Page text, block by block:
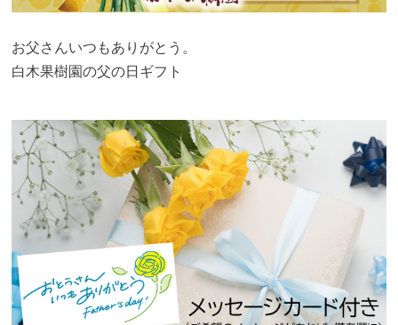
お父さんいつもありがとう。
白木果樹園の父の日ギフト